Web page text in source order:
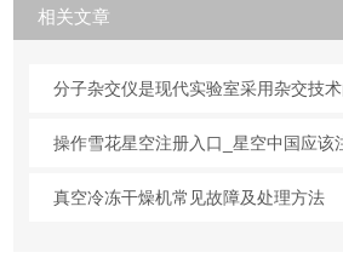
相关文章
分子杂交仪是现代实验室采用杂交技
操作雪花星空注册入口_星空中国应该
真空冷冻干燥机常见故障及处理方法